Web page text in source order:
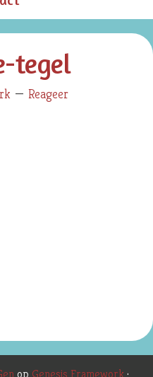
tegel
Reageer
op Genesis Framework·